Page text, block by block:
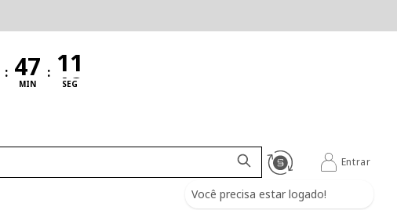
:
MIN
:
SEG
Você precisa estar logado!
Entrar